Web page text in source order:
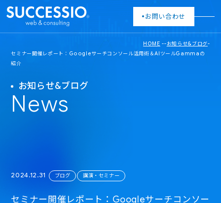
お問い合わせ
HOME --お知らせ&ブログ-
セミナー開催レポート：Googleサーチコンソール活用術＆AIツールGammaの
紹介
お知らせ&ブログ
News
2024.12.31 ブログ 講演・セミナー
セミナー開催レポート：Googleサーチコンソー